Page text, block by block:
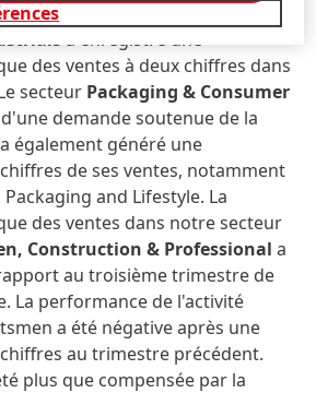
Notre secteur
a enregistré une
des ventes à deux chiffres dans
secteur Packaging & Consumer
demande soutenue de la
également généré une
de ses ventes, notamment
and Lifestyle. La
des ventes dans notre secteur
Construction & Professional a
au troisième trimestre de
La performance de l'activité
a été négative après une
au trimestre précédent.
plus que compensée par la